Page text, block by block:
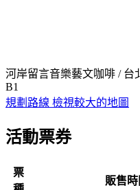
河岸留言音樂藝文咖啡 / 台
B1
規劃路線 檢視較大的地圖
活動票券
票
販售時